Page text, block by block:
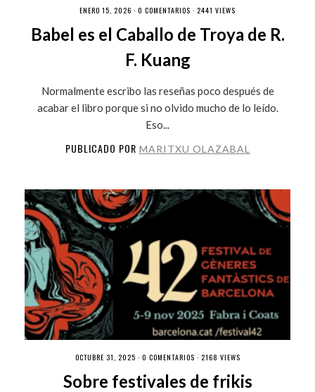
ENERO 15, 2026 · 0 COMENTARIOS · 2441 VIEWS
Babel es el Caballo de Troya de R.
F. Kuang
Normalmente escribo las reseñas poco después de
acabar el libro porque si no olvido mucho de lo leído.
Eso...
PUBLICADO POR MARITXU OLAZABAL
OCTUBRE 31, 2025 · 0 COMENTARIOS · 2168 VIEWS
Sobre festivales de frikis